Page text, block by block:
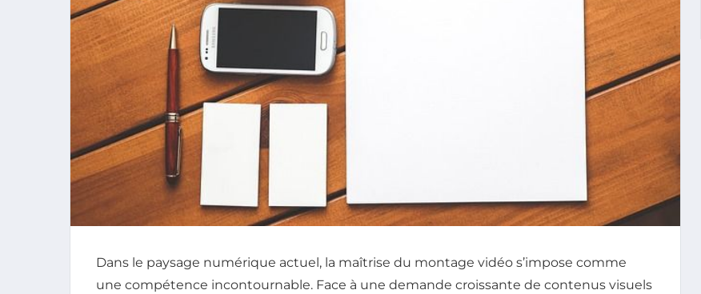
Dans le paysage numérique actuel, la maîtrise du montage vidéo s’impose comme
une compétence incontournable. Face à une demande croissante de contenus visuels